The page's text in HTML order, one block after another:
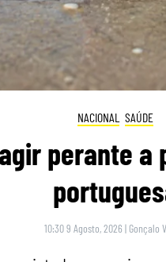
NACIONAL SAÚDE
perante
10:30 9 Agosto, 2026 | Gonçalo